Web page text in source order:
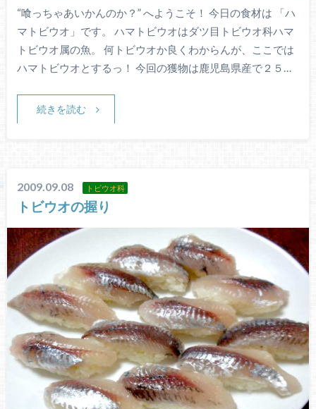
“喰っちゃあいかんのか？” へようこそ！ 今日の食材は 「ハ
マトビウオ」です。 ハマトビウオはダツ目トビウオ科ハマ
トビウオ属の魚。 何トビウオか良くわからんが、ここでは
ハマトビウオとするっ！ 今回の獲物は鹿児島県産で２５…
続きを読む
2009.09.08 トビウオ科
トビウオの握り